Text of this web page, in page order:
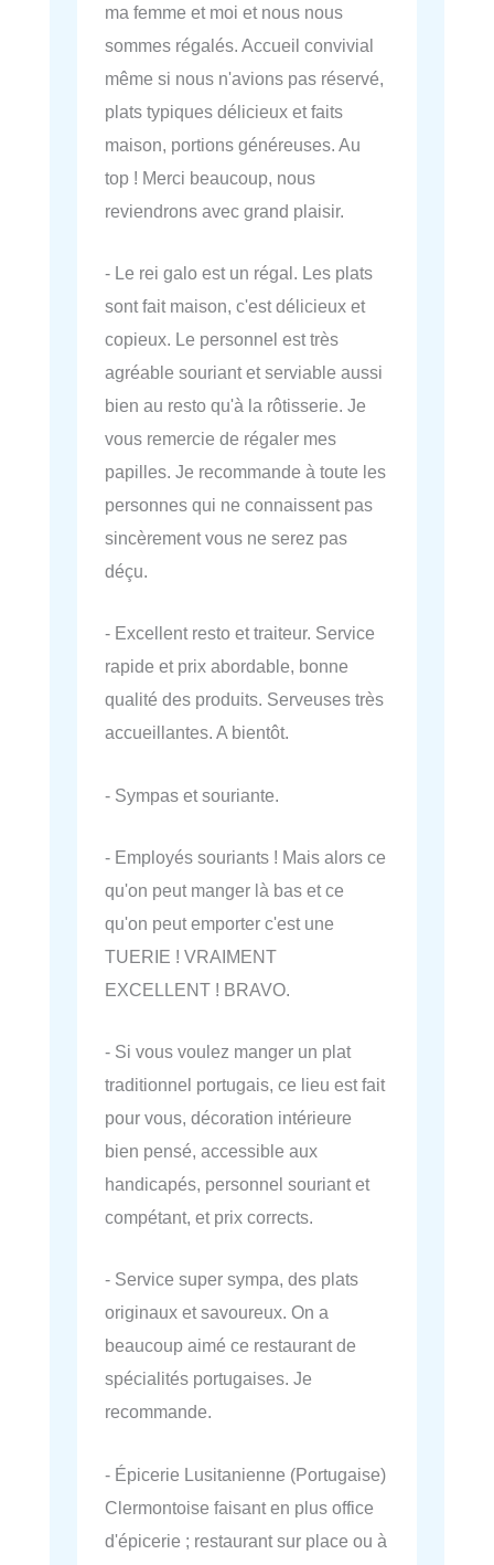
ma femme et moi et nous nous
sommes régalés. Accueil convivial
même si nous n'avions pas réservé,
plats typiques délicieux et faits
maison, portions généreuses. Au
top ! Merci beaucoup, nous
reviendrons avec grand plaisir.
- Le rei galo est un régal. Les plats
sont fait maison, c'est délicieux et
copieux. Le personnel est très
agréable souriant et serviable aussi
bien au resto qu'à la rôtisserie. Je
vous remercie de régaler mes
papilles. Je recommande à toute les
personnes qui ne connaissent pas
sincèrement vous ne serez pas
déçu.
- Excellent resto et traiteur. Service
rapide et prix abordable, bonne
qualité des produits. Serveuses très
accueillantes. A bientôt.
- Sympas et souriante.
- Employés souriants ! Mais alors ce
qu'on peut manger là bas et ce
qu'on peut emporter c'est une
TUERIE ! VRAIMENT
EXCELLENT ! BRAVO.
- Si vous voulez manger un plat
traditionnel portugais, ce lieu est fait
pour vous, décoration intérieure
bien pensé, accessible aux
handicapés, personnel souriant et
compétant, et prix corrects.
- Service super sympa, des plats
originaux et savoureux. On a
beaucoup aimé ce restaurant de
spécialités portugaises. Je
recommande.
- Épicerie Lusitanienne (Portugaise)
Clermontoise faisant en plus office
d'épicerie ; restaurant sur place ou à